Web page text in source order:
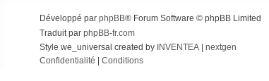
Développé par phpBB® Forum Software © phpBB Limited
Traduit par phpBB-fr.com
Style we_universal created by INVENTEA| nextgen
Confidentialité
Conditions